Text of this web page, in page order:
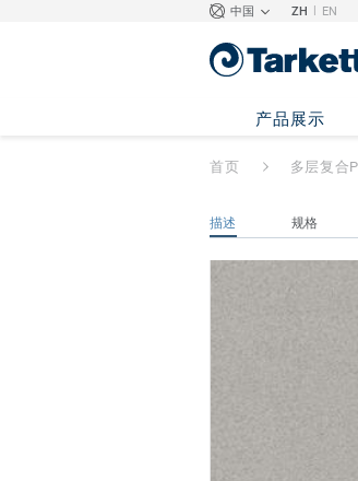
中国 ZH | EN
产品展示
Topaz 70
首页 多层复合
描述 规格